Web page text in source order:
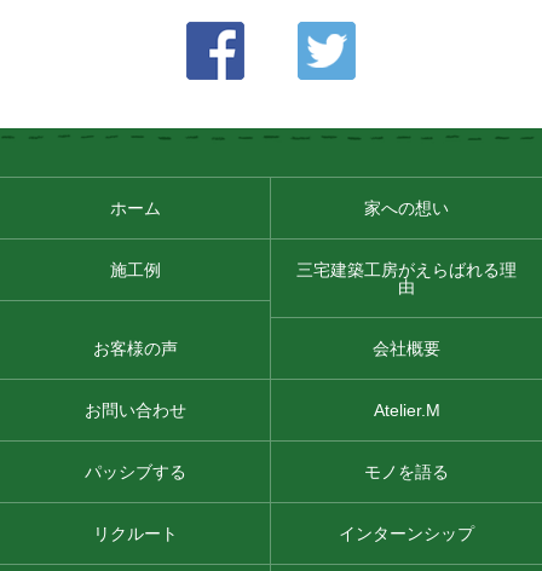
ホーム 家への想い
施工例
三宅建築工房がえらばれる理
由
お客様の声 会社概要
お問い合わせ Atelier.M
パッシブする モノを語る
リクルート インターンシップ